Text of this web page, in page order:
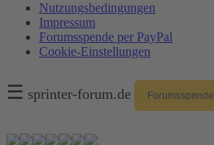
Nutzungsbedingungen
Impressum
Forumsspende per PayPal
Cookie-Einstellungen
☰ sprinter-forum.de Forumsspende